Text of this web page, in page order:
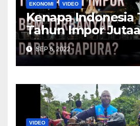
EKONOMI VIDEO
Kenapa Indonesia
Tahun Impor
BBM Dari
SEP 6, 2022
VIDEO